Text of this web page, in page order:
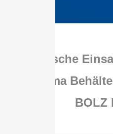
Typische
Pharma
BOLZ